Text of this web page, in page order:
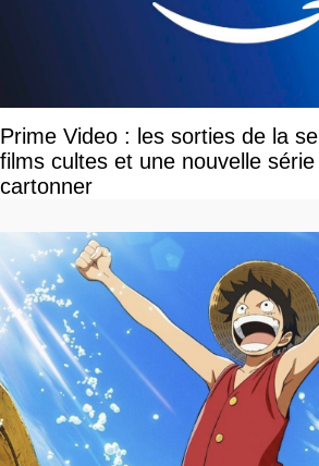
Prime Video : les sorties de la
films cultes et une nouvelle
cartonner